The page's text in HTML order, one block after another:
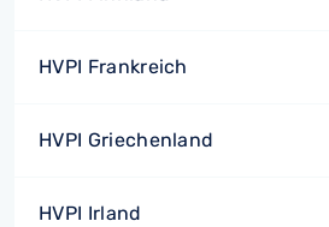
HVPI Frankreich
HVPI Griechenland
HVPI Irland